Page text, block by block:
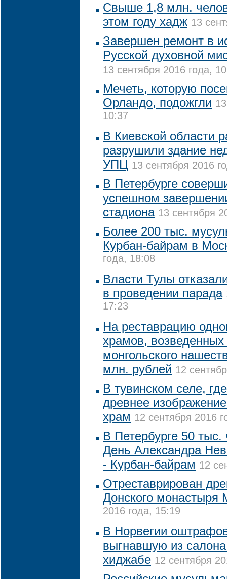
Свыше 1,8 млн.
этом году хадж 13
Завершен ремонт в
Русской духовной
13 сентября 2016 года,
Мечеть, которую
Орландо, подожгли
10:37
В Киевской области
разрушили здание
УПЦ 13 сентября 2016
В Петербурге
успешном
стадиона 13 сентября
Более 200 тыс.
Курбан-байрам в
года, 18:08
Власти Тулы
в проведении парада
17:23
На реставрацию
храмов, возведенных
монгольского
млн. рублей 12
В тувинском селе,
древнее
храм 12 сентября 2016
В Петербурге 50 тыс.
День Александра
- Курбан-байрам 12
Отреставрирован
Донского
2016 года, 15:19
В Норвегии
выгнавшую из
хиджабе 12 сентября